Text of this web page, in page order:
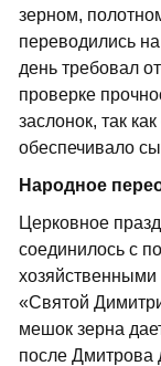
зерном,
переводились
день требовал
проверке
заслонок, так
обеспечивало
Народное
Церковное
соединилось с
«Святой
мешок зерна
после Дмитрова